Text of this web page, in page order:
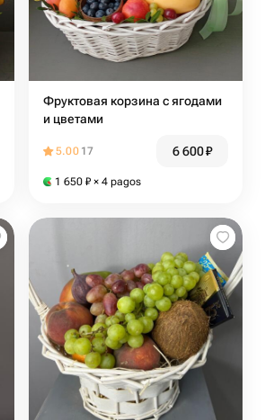
Фруктовая корзина с ягодами
и цветами
5.00 17 6 600₽
1 650 ₽ × 4 pagos